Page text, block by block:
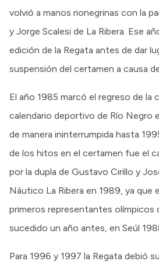
volvió a manos rionegrinas con la
y Jorge Scalesi de La Ribera. Ese
edición de la Regata antes de dar
suspensión del certamen a causa
El año 1985 marcó el regreso de la
calendario deportivo de Río Negro
de manera ininterrumpida hasta
de los hitos en el certamen fue el
por la dupla de Gustavo Cirillo y
Náutico La Ribera en 1989, ya que
primeros representantes olímpicos
sucedido un año antes, en Seúl
Para 1996 y 1997 la Regata debió